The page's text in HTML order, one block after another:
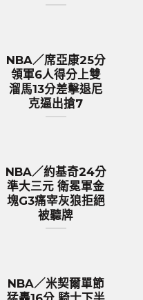
NBA／席亞康25分
領軍6人得分上雙
溜馬13分差擊退尼
克逼出搶7
NBA／約基奇24分
準大三元 衛冕軍金
塊G3痛宰灰狼拒絕
被聽牌
NBA／米契爾單節